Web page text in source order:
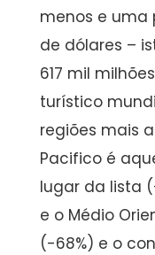
menos e uma
de dólares –
617 mil
turístico
regiões mais
Pacifico é
lugar da lista
e o Médio
(-68%) e o